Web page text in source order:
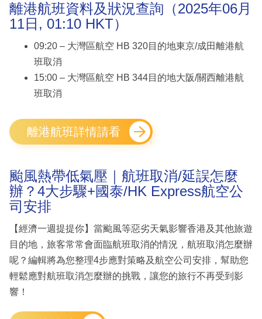
離港航班資料及狀況查詢（2025年06月
11日, 01:10 HKT）
09:20 – 大灣區航空 HB 320目的地東京/成田離港航
班取消
15:00 – 大灣區航空 HB 344目的地大阪/關西離港航
班取消
離港航班詳情請看
颱風熱帶低氣壓｜航班取消/延誤怎麼
辦？4大步驟+國泰/HK Express航空公
司安排
【經濟一週提提你】當颱風等惡劣天氣影響香港及其他旅遊
目的地，旅客常常會面臨航班取消的情況，航班取消怎麼辦
呢？編輯將為您整理4步應對策略及航空公司安排，幫助您
輕鬆應對航班取消怎麼辦的挑戰，讓您的旅行不再受到影
響！